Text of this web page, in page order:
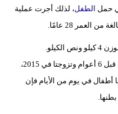
حمل الطفل، لذلك أجرت عملية
28 عامًا.
وأشارت الصحيفة إلى أن آشلي وبليس التقتا قبل 6 أعوام وتزوجتا في 2015،
أطفال في يوم من الأيام فإن